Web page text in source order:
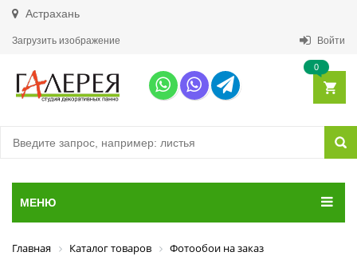
Астрахань
Загрузить изображение Войти
0
МЕНЮ
Главная Каталог товаров
Фотообои на заказ